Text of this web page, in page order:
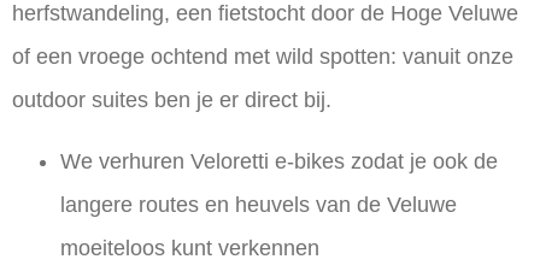
herfstwandeling, een fietstocht door de Hoge Veluwe
of een vroege ochtend met wild spotten: vanuit onze
outdoor suites ben je er direct bij.
We verhuren Veloretti e-bikes zodat je ook de
langere routes en heuvels van de Veluwe
moeiteloos kunt verkennen